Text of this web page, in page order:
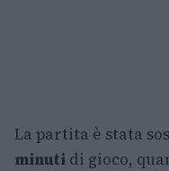
La partita è stata
minuti di gioco,